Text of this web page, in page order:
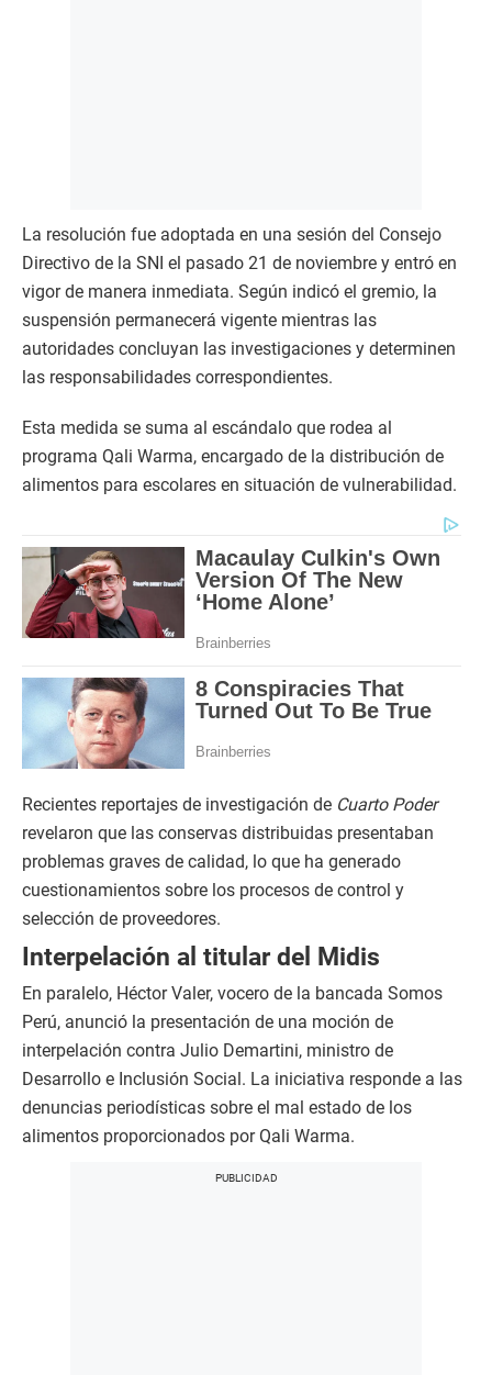
La resolución fue adoptada en una sesión del Consejo
Directivo de la SNI el pasado 21 de noviembre y entró en
vigor de manera inmediata. Según indicó el gremio, la
suspensión permanecerá vigente mientras las
autoridades concluyan las investigaciones y determinen
las responsabilidades correspondientes.
Esta medida se suma al escándalo que rodea al
programa Qali Warma, encargado de la distribución de
alimentos para escolares en situación de vulnerabilidad.
Recientes reportajes de investigación de Cuarto Poder
revelaron que las conservas distribuidas presentaban
problemas graves de calidad, lo que ha generado
cuestionamientos sobre los procesos de control y
selección de proveedores.
Interpelación al titular del Midis
En paralelo, Héctor Valer, vocero de la bancada Somos
Perú, anunció la presentación de una moción de
interpelación contra Julio Demartini, ministro de
Desarrollo e Inclusión Social. La iniciativa responde a las
denuncias periodísticas sobre el mal estado de los
alimentos proporcionados por Qali Warma.